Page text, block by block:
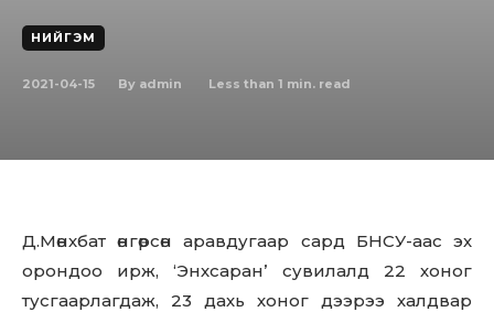
НИЙГЭМ
2021-04-15 By admin Less than 1 min. read
Д.Мөнхбат өнгөрсөн аравдугаар сард БНСУ-аас эх
орондоо ирж, ‘Энхсаран’ сувилалд 22 хоног
тусгаарлагдаж, 23 дахь хоног дээрээ халдвар